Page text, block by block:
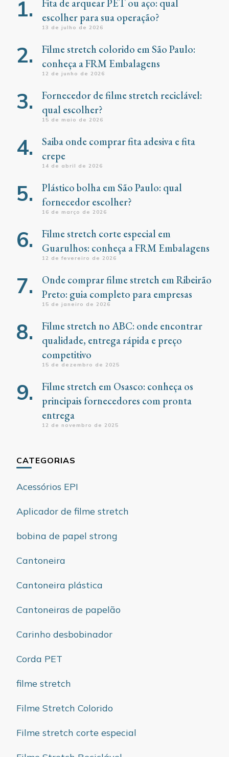
Fita de arquear PET ou aço: qual
escolher para sua operação?
13 de julho de 2026
Filme stretch colorido em São Paulo:
conheça a FRM Embalagens
12 de junho de 2026
Fornecedor de filme stretch reciclável:
qual escolher?
15 de maio de 2026
Saiba onde comprar fita adesiva e fita
crepe
14 de abril de 2026
Plástico bolha em São Paulo: qual
fornecedor escolher?
16 de março de 2026
Filme stretch corte especial em
Guarulhos: conheça a FRM Embalagens
12 de fevereiro de 2026
Onde comprar filme stretch em Ribeirão
Preto: guia completo para empresas
15 de janeiro de 2026
Filme stretch no ABC: onde encontrar
qualidade, entrega rápida e preço
competitivo
15 de dezembro de 2025
Filme stretch em Osasco: conheça os
principais fornecedores com pronta
entrega
12 de novembro de 2025
CATEGORIAS
Acessórios EPI
Aplicador de filme stretch
bobina de papel strong
Cantoneira
Cantoneira plástica
Cantoneiras de papelão
Carinho desbobinador
Corda PET
filme stretch
Filme Stretch Colorido
Filme stretch corte especial